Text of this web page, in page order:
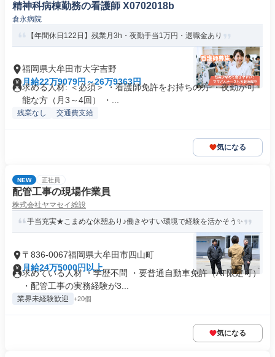
精神科病棟勤務の看護師 X0702018b
倉永病院
【年間休日122日】残業月3h・夜勤手当1万円・退職金あり
福岡県大牟田市大字吉野
月給22万9079円～26万9363円
求める人材: ＜必須＞ ・看護師免許をお持ちの方 ・夜勤が可
能な方（月3～4回） ・...
残業なし 交通費支給
気になる
NEW 正社員
配管工事の現場作業員
株式会社ヤマセイ総設
手当充実★こまめな休憩あり♪働きやすい環境で経験を活かそう✨
〒836-0067福岡県大牟田市四山町
月給24万5000円以上
求めている人材 ・学歴不問 ・要普通自動車免許（AT限定可）
・配管工事の実務経験が3...
業界未経験歓迎 +20個
気になる